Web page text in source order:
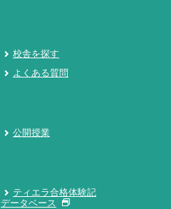
校舎を探す
よくある質問
公開授業
ティエラ合格体験記
データベース